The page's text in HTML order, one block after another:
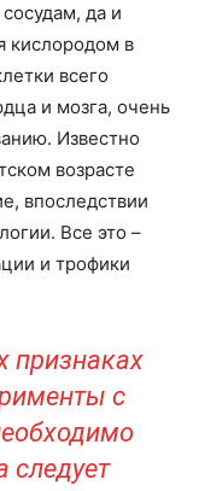
да и
кислородом в
всего
и мозга, очень
Известно
возрасте
впоследствии
Все это –
и трофики
признаках
с
следует